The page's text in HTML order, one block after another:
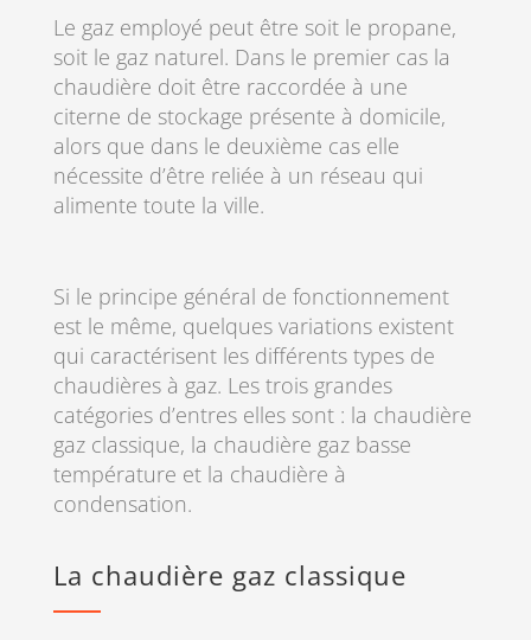
Le gaz employé peut être soit le propane,
soit le gaz naturel. Dans le premier cas la
chaudière doit être raccordée à une
citerne de stockage présente à domicile,
alors que dans le deuxième cas elle
nécessite d’être reliée à un réseau qui
alimente toute la ville.
Si le principe général de fonctionnement
est le même, quelques variations existent
qui caractérisent les différents types de
chaudières à gaz. Les trois grandes
catégories d’entres elles sont : la chaudière
gaz classique, la chaudière gaz basse
température et la chaudière à
condensation.
La chaudière gaz classique